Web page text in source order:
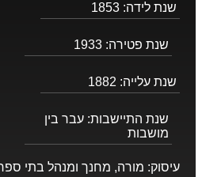
שנת לידה: 1853
שנת פטירה: 1933
שנת עלייה: 1882
שנת התיישבות: עבר בין
מושבות
עיסוק: מורה, מחנך ומנהל בתי